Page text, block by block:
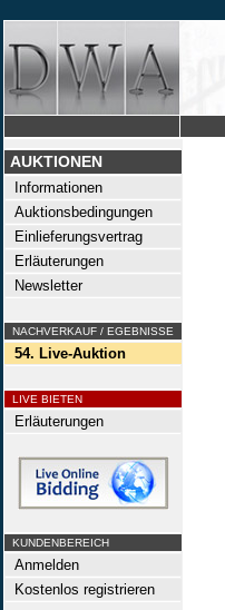
AUKTIONEN
Informationen
Auktionsbedingungen
Einlieferungsvertrag
Erläuterungen
Newsletter
NACHVERKAUF / EGEBNISSE
54. Live-Auktion
LIVE BIETEN
Erläuterungen
KUNDENBEREICH
Anmelden
Kostenlos registrieren